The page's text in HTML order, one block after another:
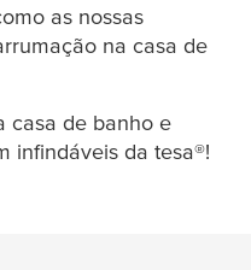
as nossas
na casa de
casa de banho e
infindáveis da tesa®!